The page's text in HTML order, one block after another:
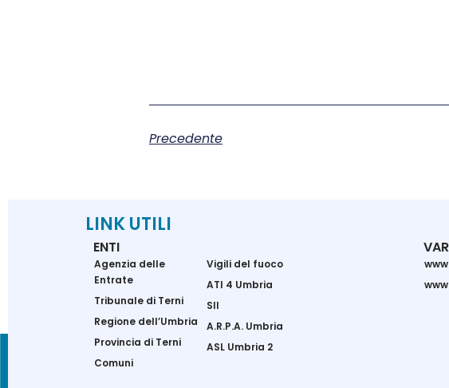
Precedente
LINK UTILI
ENTI
Agenzia delle
Entrate
Tribunale di Terni
Regione dell’Umbria
Provincia di Terni
Comuni
Vigili del fuoco
ATI 4 Umbria
SII
A.R.P.A. Umbria
ASL Umbria 2